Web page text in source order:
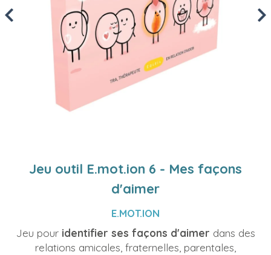
Previous
Jeu outil E.mot.ion 6 - Mes façons
d'aimer
E.MOT.ION
Jeu pouridentifier ses façons d'aimer dans des
relations amicales, fraternelles, parentales,